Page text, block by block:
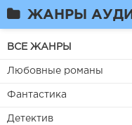
ЖАНРЫ
ВСЕ ЖАНРЫ
Любовные романы
Фантастика
Детектив